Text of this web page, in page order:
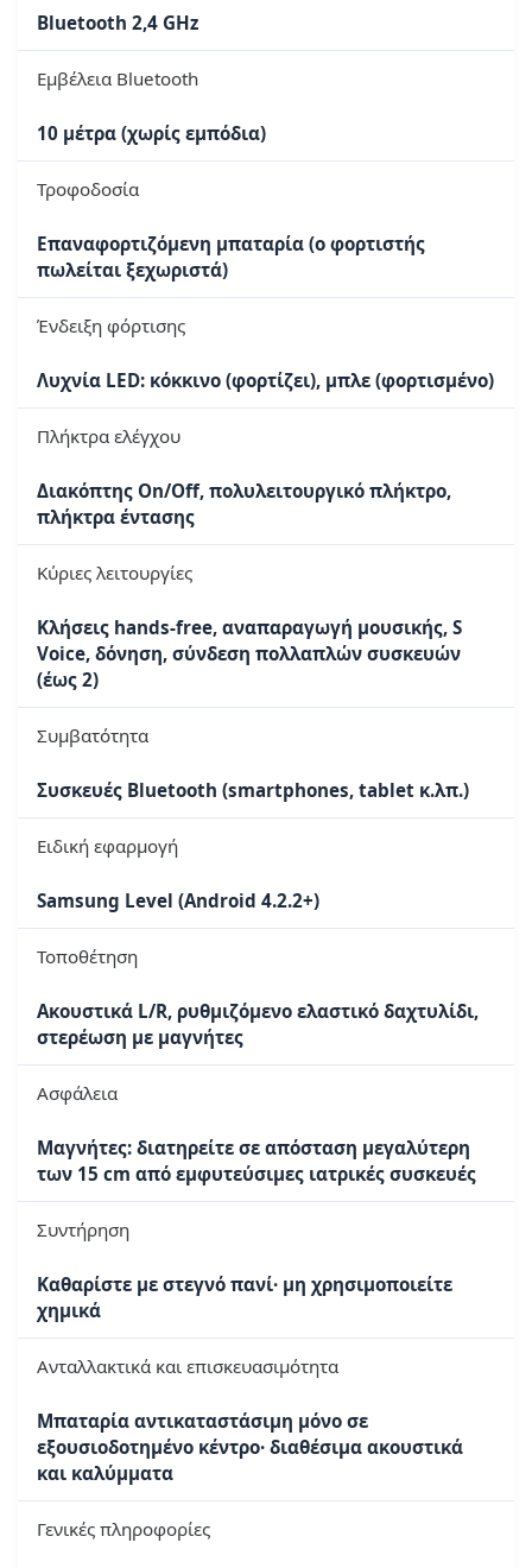
Bluetooth 2,4 GHz
Εμβέλεια Bluetooth
10 μέτρα (χωρίς εμπόδια)
Τροφοδοσία
Επαναφορτιζόμενη μπαταρία (ο φορτιστής
πωλείται ξεχωριστά)
Ένδειξη φόρτισης
Λυχνία LED: κόκκινο (φορτίζει), μπλε (φορτισμένο)
Πλήκτρα ελέγχου
Διακόπτης On/Off, πολυλειτουργικό πλήκτρο,
πλήκτρα έντασης
Κύριες λειτουργίες
Κλήσεις hands-free, αναπαραγωγή μουσικής, S
Voice, δόνηση, σύνδεση πολλαπλών συσκευών
(έως 2)
Συμβατότητα
Συσκευές Bluetooth (smartphones, tablet κ.λπ.)
Ειδική εφαρμογή
Samsung Level (Android 4.2.2+)
Τοποθέτηση
Ακουστικά L/R, ρυθμιζόμενο ελαστικό δαχτυλίδι,
στερέωση με μαγνήτες
Ασφάλεια
Μαγνήτες: διατηρείτε σε απόσταση μεγαλύτερη
των 15 cm από εμφυτεύσιμες ιατρικές συσκευές
Συντήρηση
Καθαρίστε με στεγνό πανί· μη χρησιμοποιείτε
χημικά
Ανταλλακτικά και επισκευασιμότητα
Μπαταρία αντικαταστάσιμη μόνο σε
εξουσιοδοτημένο κέντρο· διαθέσιμα ακουστικά
και καλύμματα
Γενικές πληροφορίες